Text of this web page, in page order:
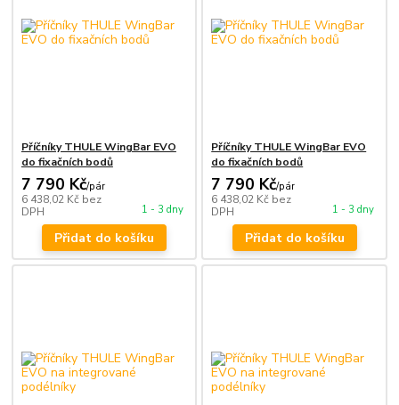
Příčníky THULE WingBar EVO
do fixačních bodů
7 790 Kč/pár
6 438,02 Kč bez
DPH
1 - 3 dny
Přidat do košíku
Příčníky THULE WingBar EVO
do fixačních bodů
7 790 Kč/pár
6 438,02 Kč bez
DPH
1 - 3 dny
Přidat do košíku